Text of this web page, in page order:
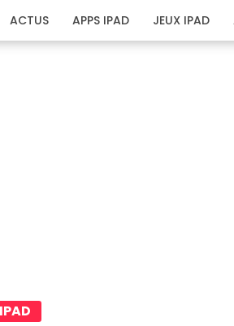
ACTUS APPS IPAD JEUX IPAD